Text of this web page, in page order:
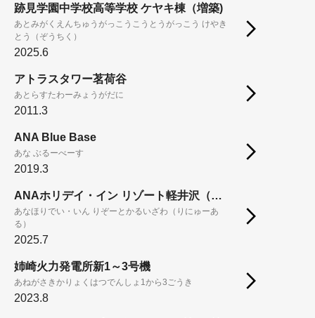
跡見学園中学校高等学校 ケヤキ棟（増築)
あとみがくえんちゅうがっこうこうとうがっこう けやき
とう（ぞうちく）
2025.6
アトラスタワー茗荷谷
あとらすたわーみょうがだに
2011.3
ANA Blue Base
あな ぶるーべーす
2019.3
ANAホリデイ・イン リゾート軽井沢（リニューアル）
あなほりでい・いん りぞーとかるいざわ（りにゅーあ
る）
2025.7
姉崎火力発電所新1～3号機
あねがさきかりょくはつでんしょ1から3ごうき
2023.8